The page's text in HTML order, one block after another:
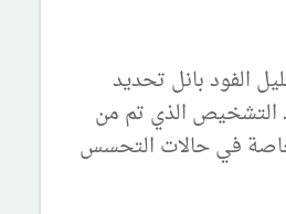
الفود بانل تحديد
التشخيص الذي تم من
في حالات التحسس